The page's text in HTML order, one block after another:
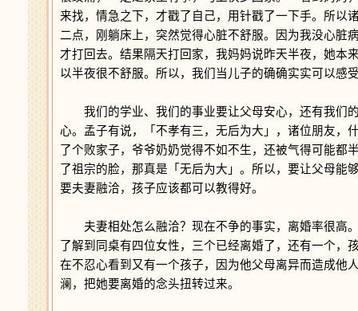
来找，情急之下，才戳了自己，用针戳了一下手。所以
二点，刚躺床上，突然觉得心脏不舒服。因为我没心脏
才打回去。结果隔天打回家，我妈妈说昨天半夜，她本
以半夜很不舒服。所以，我们当儿子的确确实实可以感
我们的学业、我们的事业要让父母安心，还有我们
心。孟子有说，「不孝有三，无后为大」，诸位朋友，
了个败家子，爷爷奶奶觉得不如不生，还被气得可能
了祖宗的脸，那真是「无后为大」。所以，要让父母
要夫妻融洽，孩子应该都可以教得好。
夫妻相处怎么融洽？现在不争的事实，离婚率很高
了解到同桌有四位女性，三个已经离婚了，还有一个
在不忍心看到又有一个孩子，因为他父母离异而造成他
澜，把她要离婚的念头扭转过来。